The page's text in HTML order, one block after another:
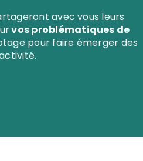
avec vous leurs
vos problématiques de
pour faire émerger des